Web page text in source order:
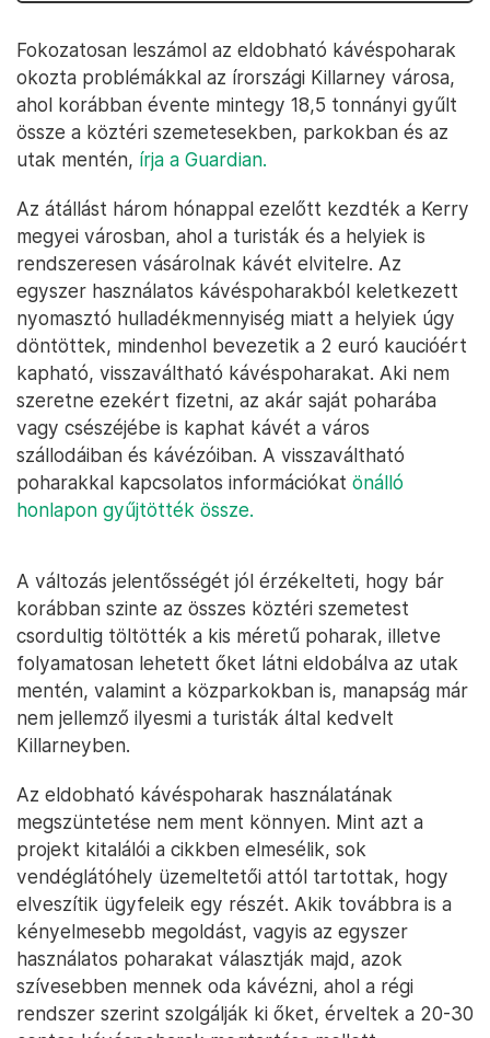
Fokozatosan leszámol az eldobható kávéspoharak
okozta problémákkal az írországi Killarney városa,
ahol korábban évente mintegy 18,5 tonnányi gyűlt
össze a köztéri szemetesekben, parkokban és az
utak mentén, írja a Guardian.
Az átállást három hónappal ezelőtt kezdték a Kerry
megyei városban, ahol a turisták és a helyiek is
rendszeresen vásárolnak kávét elvitelre. Az
egyszer használatos kávéspoharakból keletkezett
nyomasztó hulladékmennyiség miatt a helyiek úgy
döntöttek, mindenhol bevezetik a 2 euró kaucióért
kapható, visszaváltható kávéspoharakat. Aki nem
szeretne ezekért fizetni, az akár saját poharába
vagy csészéjébe is kaphat kávét a város
szállodáiban és kávézóiban. A visszaváltható
poharakkal kapcsolatos információkat önálló
honlapon gyűjtötték össze.
A változás jelentősségét jól érzékelteti, hogy bár
korábban szinte az összes köztéri szemetest
csordultig töltötték a kis méretű poharak, illetve
folyamatosan lehetett őket látni eldobálva az utak
mentén, valamint a közparkokban is, manapság már
nem jellemző ilyesmi a turisták által kedvelt
Killarneyben.
Az eldobható kávéspoharak használatának
megszüntetése nem ment könnyen. Mint azt a
projekt kitalálói a cikkben elmesélik, sok
vendéglátóhely üzemeltetői attól tartottak, hogy
elveszítik ügyfeleik egy részét. Akik továbbra is a
kényelmesebb megoldást, vagyis az egyszer
használatos poharakat választják majd, azok
szívesebben mennek oda kávézni, ahol a régi
rendszer szerint szolgálják ki őket, érveltek a 20-30